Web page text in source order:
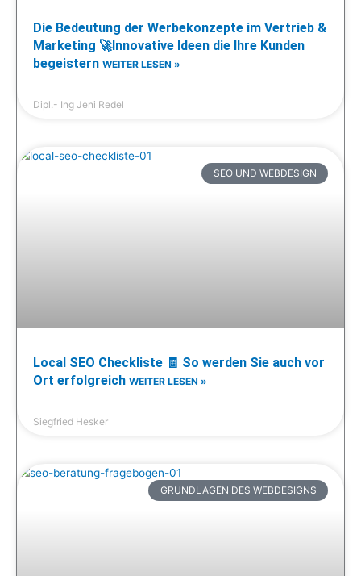
Die Bedeutung der Werbekonzepte im Vertrieb &
Marketing 🚀Innovative Ideen die Ihre Kunden
begeistern WEITER LESEN »
Dipl.- Ing Jeni Redel
SEO UND WEBDESIGN
Local SEO Checkliste 🧾 So werden Sie auch vor
Ort erfolgreich WEITER LESEN »
Siegfried Hesker
GRUNDLAGEN DES WEBDESIGNS